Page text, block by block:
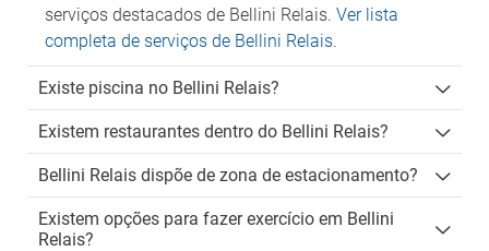
serviços destacados de Bellini Relais. Ver lista
completa de serviços de Bellini Relais.
Existe piscina no Bellini Relais?
Existem restaurantes dentro do Bellini Relais?
Bellini Relais dispõe de zona de estacionamento?
Existem opções para fazer exercício em Bellini
Relais?